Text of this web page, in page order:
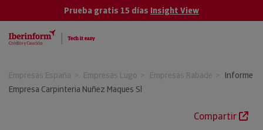
Prueba gratis 15 días Insight View
Empresas España Empresas Lugo Empresas Rabade
Informe
Empresa Carpinteria Nuñez Maques Sl
Compartir